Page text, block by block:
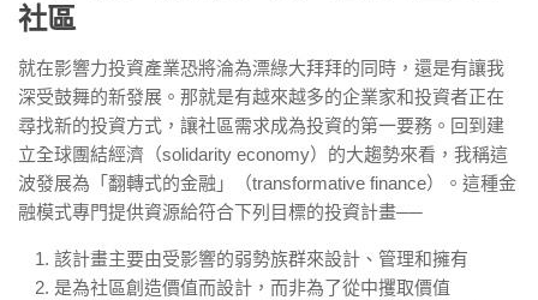
社區
就在影響力投資產業恐將淪為漂綠大拜拜的同時，還是有讓我
深受鼓舞的新發展。那就是有越來越多的企業家和投資者正在
尋找新的投資方式，讓社區需求成為投資的第一要務。回到建
立全球團結經濟（solidarity economy）的大趨勢來看，我稱這
波發展為「翻轉式的金融」（transformative finance）。這種金
融模式專門提供資源給符合下列目標的投資計畫──
該計畫主要由受影響的弱勢族群來設計、管理和擁有
是為社區創造價值而設計，而非為了從中攫取價值